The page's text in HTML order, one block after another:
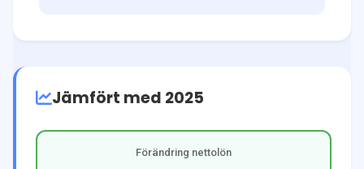
Jämfört med 2025
Förändring nettolön